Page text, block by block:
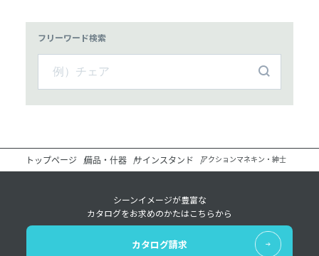
フリーワード検索
トップページ 備品・什器 サインスタンド アクションマネキン・紳士
シーンイメージが豊富な
カタログをお求めのかたはこちらから
カタログ請求